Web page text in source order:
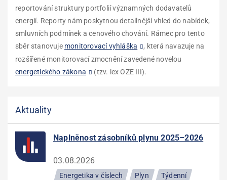
reportování struktury portfolií významných dodavatelů
energií. Reporty nám poskytnou detailnější vhled do nabídek,
smluvních podmínek a cenového chování. Rámec pro tento
sběr stanovuje monitorovací vyhláška
, která navazuje na
rozšířené monitorovací zmocnění zavedené novelou
energetického zákona
(tzv. lex OZE III).
Aktuality
Naplněnost zásobníků plynu 2025–2026
03.08.2026
Energetika v číslech Plyn Týdenní